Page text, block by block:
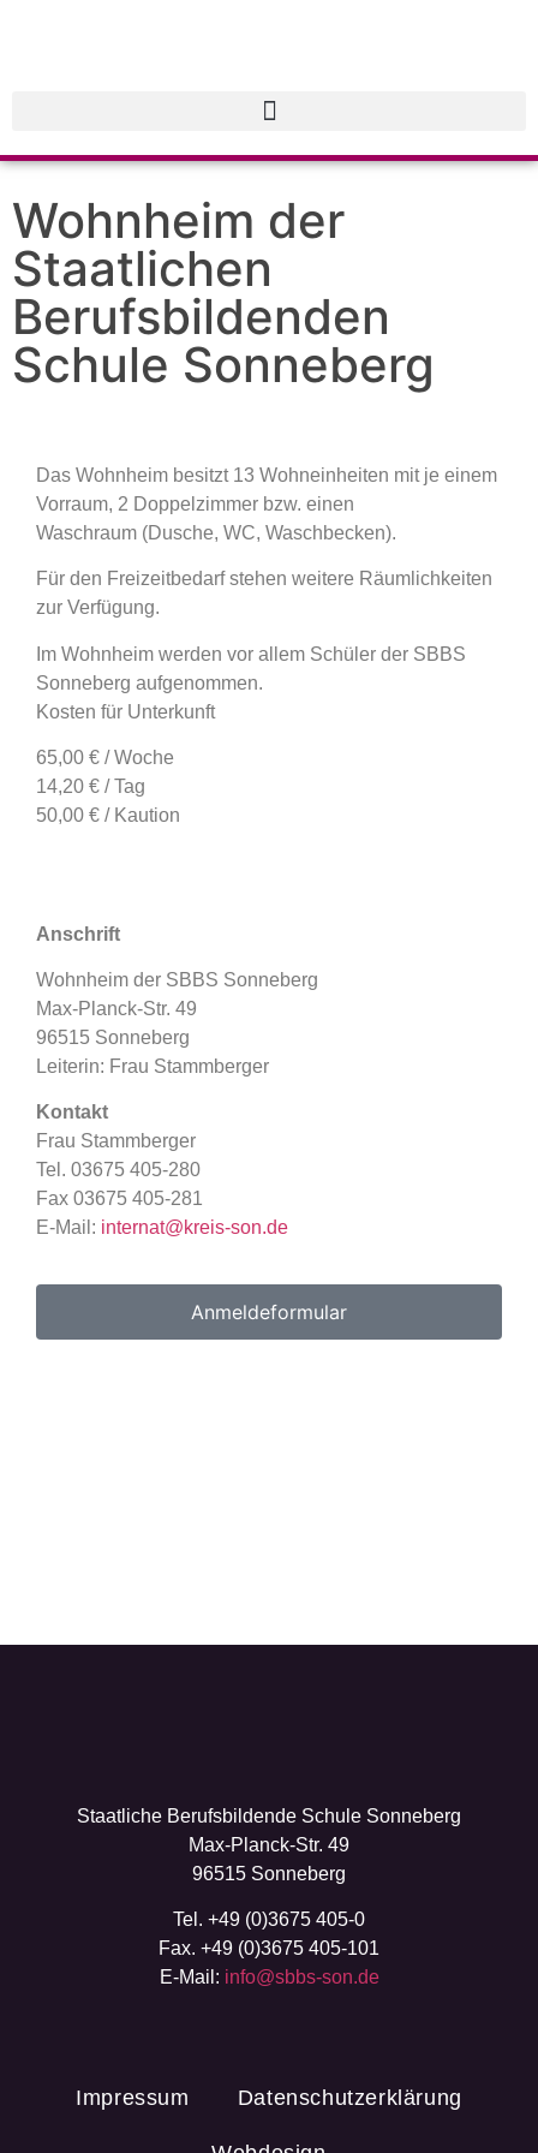
Wohnheim der
Staatlichen
Berufsbildenden
Schule Sonneberg
Das Wohnheim besitzt 13 Wohneinheiten mit je einem
Vorraum, 2 Doppelzimmer bzw. einen
Waschraum (Dusche, WC, Waschbecken).
Für den Freizeitbedarf stehen weitere Räumlichkeiten
zur Verfügung.
Im Wohnheim werden vor allem Schüler der SBBS
Sonneberg aufgenommen.
Kosten für Unterkunft
65,00 € / Woche
14,20 € / Tag
50,00 € / Kaution
Anschrift
Wohnheim der SBBS Sonneberg
Max-Planck-Str. 49
96515 Sonneberg
Leiterin: Frau Stammberger
Kontakt
Frau Stammberger
Tel. 03675 405-280
Fax 03675 405-281
E-Mail: internat@kreis-son.de
Anmeldeformular
Staatliche Berufsbildende Schule Sonneberg
Max-Planck-Str. 49
96515 Sonneberg
Tel. +49 (0)3675 405-0
Fax. +49 (0)3675 405-101
E-Mail: info@sbbs-son.de
Impressum Datenschutzerklärung